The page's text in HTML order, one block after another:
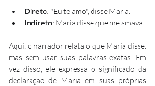
Direto: "Eu te amo", disse Maria.
Indireto: Maria disse que me amava.
Aqui, o narrador relata o que Maria disse,
mas sem usar suas palavras exatas. Em
vez disso, ele expressa o significado da
declaração de Maria em suas próprias